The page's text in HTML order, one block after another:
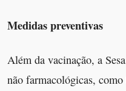
Medidas preventivas
Além da vacinação, a
não farmacológicas,